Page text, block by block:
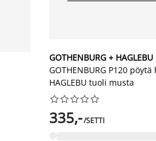
GOTHENBURG + HAGLEBU
GOTHENBURG P120
HAGLEBU tuoli musta






335,-/SETTI